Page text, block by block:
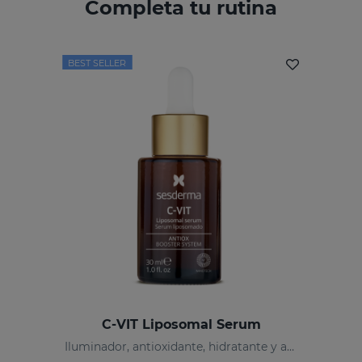
Completa tu rutina
BEST SELLER
C-VIT Liposomal Serum
Iluminador, antioxidante, hidratante y antiarrugas